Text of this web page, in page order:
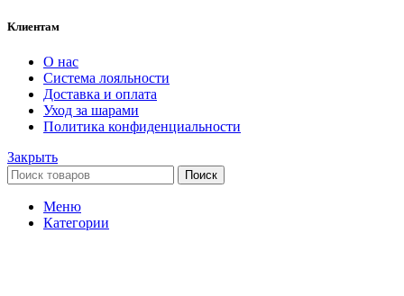
Клиентам
О нас
Система лояльности
Доставка и оплата
Уход за шарами
Политика конфиденциальности
Закрыть
Поиск
Меню
Категории